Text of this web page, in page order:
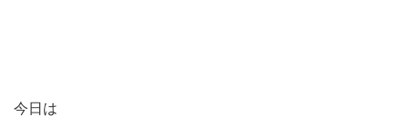
今日は